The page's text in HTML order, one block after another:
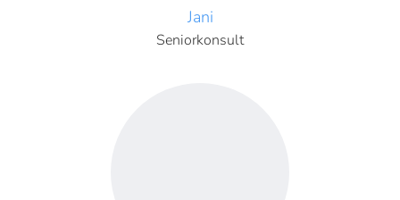
Jani
Seniorkonsult